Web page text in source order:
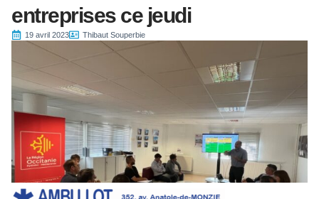
entreprises ce jeudi
19 avril 2023 Thibaut Souperbie